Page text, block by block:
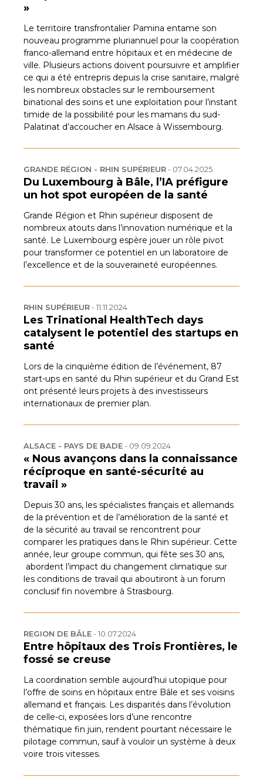
»
Le territoire transfrontalier Pamina entame son
nouveau programme pluriannuel pour la coopération
franco-allemand entre hôpitaux et en médecine de
ville. Plusieurs actions doivent poursuivre et amplifier
ce qui a été entrepris depuis la crise sanitaire, malgré
les nombreux obstacles sur le remboursement
binational des soins et une exploitation pour l’instant
timide de la possibilité pour les mamans du sud-
Palatinat d’accoucher en Alsace à Wissembourg.
GRANDE RÉGION - RHIN SUPÉRIEUR- 07.04.2025
Du Luxembourg à Bâle, l’IA préfigure
un hot spot européen de la santé
Grande Région et Rhin supérieur disposent de
nombreux atouts dans l’innovation numérique et la
santé. Le Luxembourg espère jouer un rôle pivot
pour transformer ce potentiel en un laboratoire de
l’excellence et de la souveraineté européennes.
RHIN SUPÉRIEUR-11.11.2024
Les Trinational HealthTech days
catalysent le potentiel des startups en
santé
Lors de la cinquième édition de l’événement, 87
start-ups en santé du Rhin supérieur et du Grand Est
ont présenté leurs projets à des investisseurs
internationaux de premier plan.
ALSACE - PAYS DE BADE- 09.09.2024
« Nous avançons dans la connaissance
réciproque en santé-sécurité au
travail »
Depuis 30 ans, les spécialistes français et allemands
de la prévention et de l’amélioration de la santé et
de la sécurité au travail se rencontrent pour
comparer les pratiques dans le Rhin supérieur. Cette
année, leur groupe commun, qui fête ses 30 ans,
abordent l’impact du changement climatique sur
les conditions de travail qui aboutiront à un forum
conclusif fin novembre à Strasbourg.
REGION DE BÂLE-10.07.2024
Entre hôpitaux des Trois Frontières, le
fossé se creuse
La coordination semble aujourd’hui utopique pour
l’offre de soins en hôpitaux entre Bâle et ses voisins
allemand et français. Les disparités dans l’évolution
de celle-ci, exposées lors d’une rencontre
thématique fin juin, rendent pourtant nécessaire le
pilotage commun, sauf à vouloir un système à deux
voire trois vitesses.